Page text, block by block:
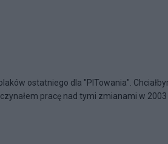
ostatniego dla "PITowania".
pracę nad tymi zmianami w 2003